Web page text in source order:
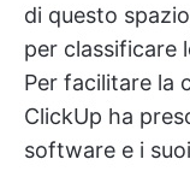
di questo
per classificare
Per facilitare la
ClickUp ha
software e i